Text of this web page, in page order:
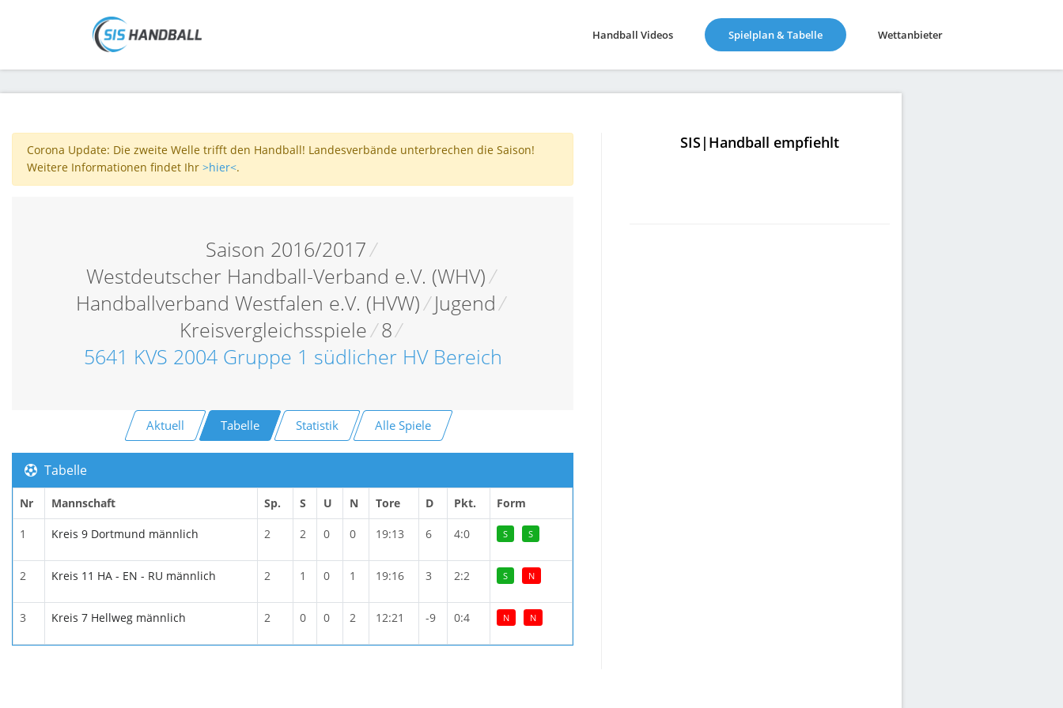
Handball Videos Spielplan & Tabelle(current) Wettanbieter
Corona Update: Die zweite Welle trifft den Handball! Landesverbände unterbrechen die Saison!
Weitere Informationen findet Ihr >hier<.
Saison 2016/2017/
Westdeutscher Handball-Verband e.V. (WHV)/
Handballverband Westfalen e.V. (HVW)/ Jugend/
Kreisvergleichsspiele/8/
5641 KVS 2004 Gruppe 1 südlicher HV Bereich
Aktuell Tabelle Statistik Alle Spiele
Tabelle
Nr Mannschaft Sp. S U N Tore D Pkt. Form
1 Kreis 9 Dortmund männlich 2 2 0 0 19:13 6 4:0 S S
2 Kreis 11 HA - EN - RU männlich 2 1 0 1 19:16 3 2:2 S N
3 Kreis 7 Hellweg männlich 2 0 0 2 12:21 -9 0:4 N N
SIS|Handball empfiehlt